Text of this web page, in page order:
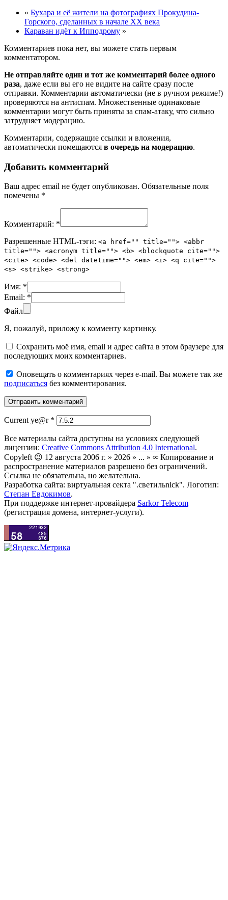
« Бухара и её жители на фотографиях Прокудина-
Горского, сделанных в начале XX века
Караван идёт к Ипподрому »
Комментариев пока нет, вы можете стать первым
комментатором.
Не отправляйте один и тот же комментарий более одного
раза, даже если вы его не видите на сайте сразу после
отправки. Комментарии автоматически (не в ручном режиме!)
проверяются на антиспам. Множественные одинаковые
комментарии могут быть приняты за спам-атаку, что сильно
затрудняет модерацию.
Комментарии, содержащие ссылки и вложения,
автоматически помещаются в очередь на модерацию.
Добавить комментарий
Ваш адрес email не будет опубликован. Обязательные поля
помечены *
Комментарий: *
Разрешенные HTML-тэги: <a href="" title=""> <abbr
title=""> <acronym title=""> <b> <blockquote cite="">
<cite> <code> <del datetime=""> <em> <i> <q cite="">
<s> <strike> <strong>
Имя: *
Email: *
Файл
Я, пожалуй, приложу к комменту картинку.
Сохранить моё имя, email и адрес сайта в этом браузере для
последующих моих комментариев.
Оповещать о комментариях через e-mail. Вы можете так же
подписаться без комментирования.
Current ye@r *
Все материалы сайта доступны на условиях следующей
лицензии: Creative Commons Attribution 4.0 International.
Copyleft 😉 12 августа 2006 г. » 2026 » ... » ∞ Копирование и
распространение материалов разрешено без ограничений.
Ссылка не обязательна, но желательна.
Разработка сайта: виртуальная секта ".светильnick". Логотип:
Степан Евдокимов.
При поддержке интернет-провайдера Sarkor Telecom
(регистрация домена, интернет-услуги).